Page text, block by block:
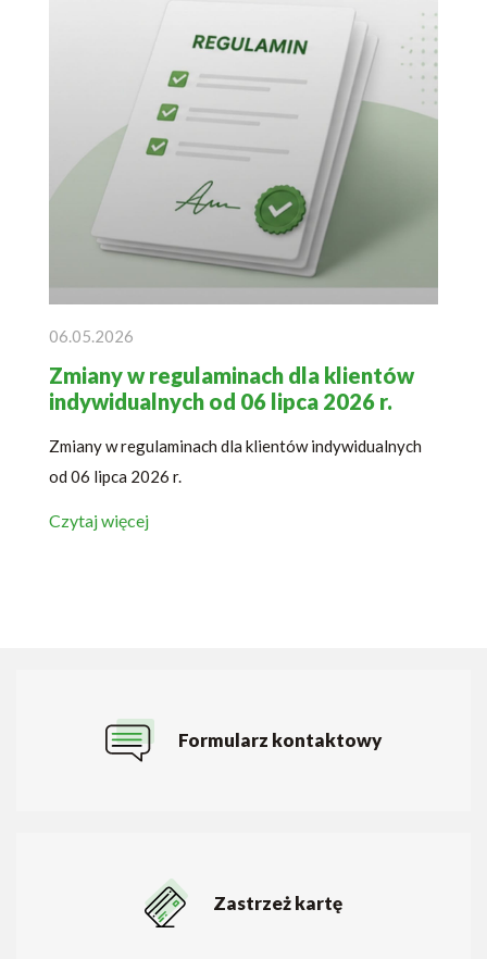
06.05.2026
Zmiany w regulaminach dla klientów
indywidualnych od 06 lipca 2026 r.
Zmiany w regulaminach dla klientów indywidualnych
od 06 lipca 2026 r.
Czytaj więcej
Formularz kontaktowy
Zastrzeż kartę